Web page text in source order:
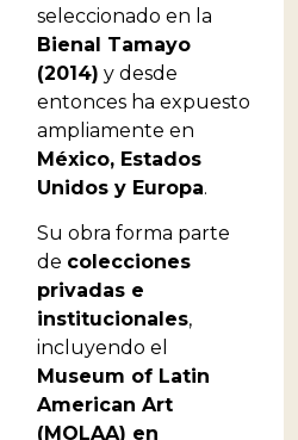
seleccionado en la
Bienal Tamayo
(2014) y desde
entonces ha expuesto
ampliamente en
México, Estados
Unidos y Europa.
Su obra forma parte
de colecciones
privadas e
institucionales,
incluyendo el
Museum of Latin
American Art
(MOLAA) en